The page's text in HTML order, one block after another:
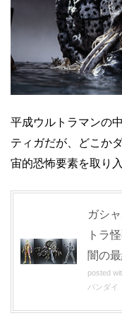
平成ウルトラマンの
ティガだが、どこか
宙的恐怖要素を取り
ガシ
トラ
闇の
posted
バンダイ